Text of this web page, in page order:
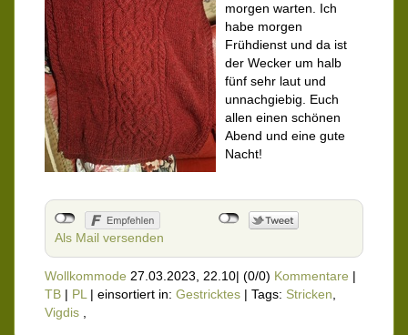
morgen warten. Ich
habe morgen
Frühdienst und da ist
der Wecker um halb
fünf sehr laut und
unnachgiebig. Euch
allen einen schönen
Abend und eine gute
Nacht!
Als Mail versenden
Wollkommode 27.03.2023, 22.10| (0/0) Kommentare |
TB | PL| einsortiert in: Gestricktes | Tags: Stricken,
Vigdis ,